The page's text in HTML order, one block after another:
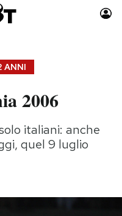
Moda
Consumismi
Storie/Idee
ANNI
2006
italiani: anche
quel 9 luglio